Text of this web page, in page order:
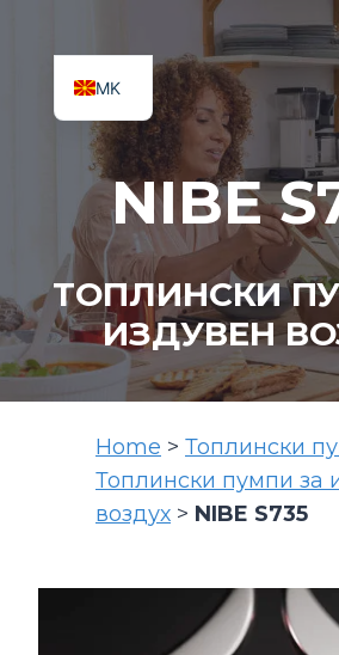
content
NIBE
ТОПЛИНСКИ
ИЗДУВЕН
Home > Топлински
Топлински пумпи за
воздух > NIBE S735
MK
SQ